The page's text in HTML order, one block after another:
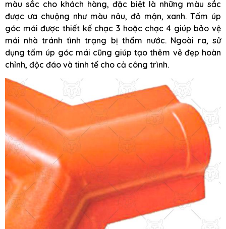
màu sắc cho khách hàng, đặc biệt là những màu sắc
được ưa chuộng như màu nâu, đỏ mận, xanh. Tấm úp
góc mái được thiết kế chạc 3 hoặc chạc 4 giúp bảo vệ
mái nhà tránh tình trạng bị thấm nước. Ngoài ra, sử
dụng tấm úp góc mái cũng giúp tạo thêm vẻ đẹp hoàn
chỉnh, độc đáo và tinh tế cho cả công trình.